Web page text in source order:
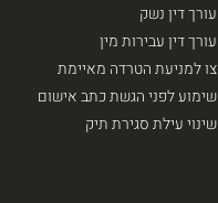
עורך דין נשק
עורך דין עבירות מין
צו למניעת הטרדה מאיימת
שימוע לפני הגשת כתב אישום
שינוי עילת סגירת תיק